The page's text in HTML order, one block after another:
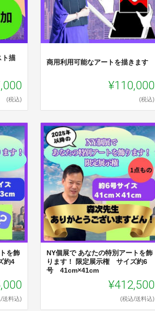
ト描
(税込)
商用利用可能なアートを描きます
¥110,000
(税込)
を飾
約4
送料込)
NY個展で あなたの特別アートを飾
ります！ 限定展示権 サイズ約6
号 41cm×41cm
¥412,500
(税込/送料込)